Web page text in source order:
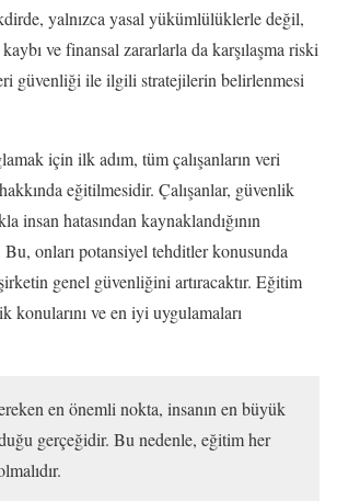
yalnızca yasal yükümlülüklerle değil,
ve finansal zararlarla da karşılaşma riski
güvenliği ile ilgili stratejilerin belirlenmesi
için ilk adım, tüm çalışanların veri
eğitilmesidir. Çalışanlar, güvenlik
insan hatasından kaynaklandığının
Bu, onları potansiyel tehditler konusunda
genel güvenliğini artıracaktır. Eğitim
konularını ve en iyi uygulamaları
en önemli nokta, insanın en büyük
gerçeğidir. Bu nedenle, eğitim her